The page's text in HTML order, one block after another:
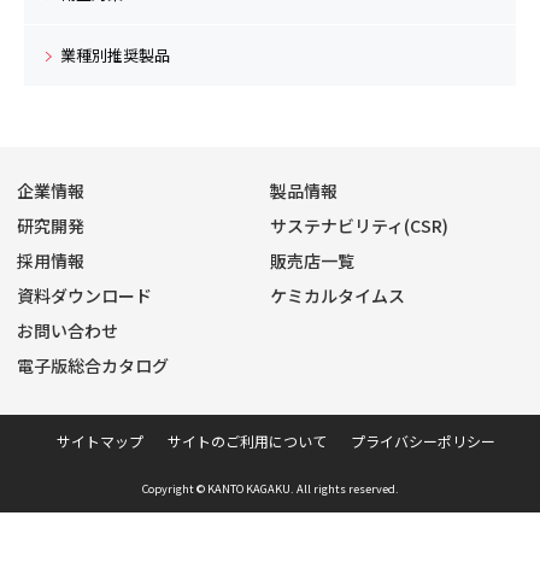
業種別推奨製品
企業情報
製品情報
研究開発
サステナビリティ(CSR)
採用情報
販売店一覧
資料ダウンロード
ケミカルタイムス
お問い合わせ
電子版総合カタログ
サイトマップ サイトのご利用について プライバシーポリシー
Copyright © KANTO KAGAKU. All rights reserved.